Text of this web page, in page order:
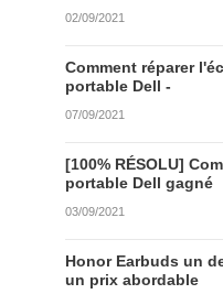
02/09/2021
Comment réparer
portable Dell -
07/09/2021
[100% RÉSOLU]
portable Dell gagné
03/09/2021
Honor Earbuds un
un prix abordable